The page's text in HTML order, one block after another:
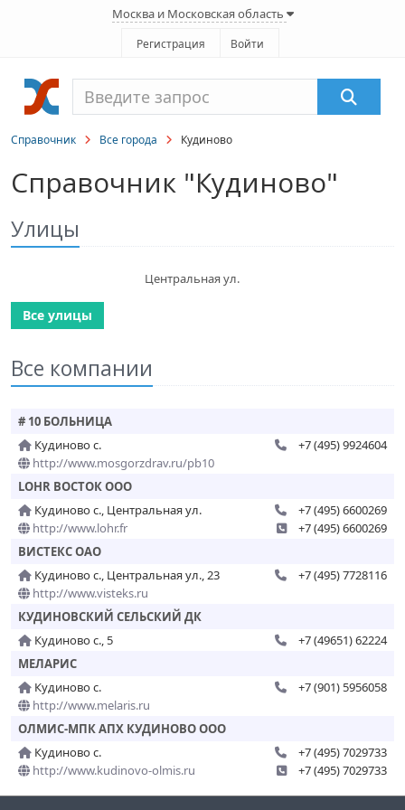
Москва и Московская область
Регистрация Войти
Справочник Все города Кудиново
Справочник "Кудиново"
Улицы
Центральная ул.
Все улицы
Все компании
# 10 БОЛЬНИЦА
Кудиново с.
http://www.mosgorzdrav.ru/pb10
+7 (495) 9924604
LOHR ВОСТОК ООО
Кудиново с., Центральная ул.
http://www.lohr.fr
+7 (495) 6600269
+7 (495) 6600269
ВИСТЕКС ОАО
Кудиново с., Центральная ул., 23
http://www.visteks.ru
+7 (495) 7728116
КУДИНОВСКИЙ СЕЛЬСКИЙ ДК
Кудиново с., 5
+7 (49651) 62224
МЕЛАРИС
Кудиново с.
http://www.melaris.ru
+7 (901) 5956058
ОЛМИС-МПК АПХ КУДИНОВО ООО
Кудиново с.
http://www.kudinovo-olmis.ru
+7 (495) 7029733
+7 (495) 7029733